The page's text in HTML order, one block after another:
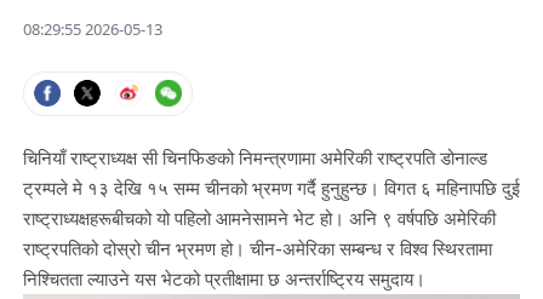
08:29:55 2026-05-13
चिनियाँ राष्ट्राध्यक्ष सी चिनफिङको निमन्त्रणामा अमेरिकी राष्ट्रपति डोनाल्ड
ट्रम्पले मे १३ देखि १५ सम्म चीनको भ्रमण गर्दै हुनुहुन्छ। विगत ६ महिनापछि दुई
राष्ट्राध्यक्षहरूबीचको यो पहिलो आमनेसामने भेट हो। अनि ९ वर्षपछि अमेरिकी
राष्ट्रपतिको दोस्रो चीन भ्रमण हो। चीन-अमेरिका सम्बन्ध र विश्व स्थिरतामा
निश्चितता ल्याउने यस भेटको प्रतीक्षामा छ अन्तर्राष्ट्रिय समुदाय।